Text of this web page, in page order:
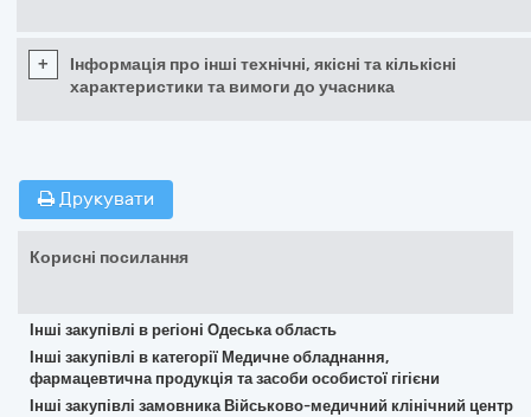
+
Інформація про інші технічні, якісні та кількісні
характеристики та вимоги до учасника
Друкувати
Корисні посилання
Інші закупівлі в регіоні Одеська область
Інші закупівлі в категорії Медичне обладнання,
фармацевтична продукція та засоби особистої гігієни
Інші закупівлі замовника Військово-медичний клінічний центр